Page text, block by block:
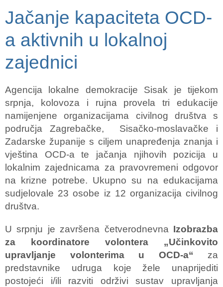
Jačanje kapaciteta OCD-
a aktivnih u lokalnoj
zajednici
Agencija lokalne demokracije Sisak je tijekom
srpnja, kolovoza i rujna provela tri edukacije
namijenjene organizacijama civilnog društva s
područja Zagrebačke, Sisačko-moslavačke i
Zadarske županije s ciljem unapređenja znanja i
vještina OCD-a te jačanja njihovih pozicija u
lokalnim zajednicama za pravovremeni odgovor
na krizne potrebe. Ukupno su na edukacijama
sudjelovale 23 osobe iz 12 organizacija civilnog
društva.
U srpnju je završena četverodnevna Izobrazba
za koordinatore volontera „Učinkovito
upravljanje volonterima u OCD-a“ za
predstavnike udruga koje žele unaprijediti
postojeći i/ili razviti održivi sustav upravljanja